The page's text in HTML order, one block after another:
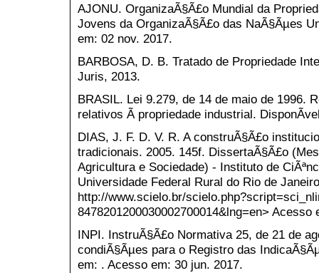
AJONU. OrganizaÃ§Ã£o Mundial da
Jovens da OrganizaÃ§Ã£o das NaÃ§Ãµes
em: 02 nov. 2017.
BARBOSA, D. B. Tratado de Propriedade
Juris, 2013.
BRASIL. Lei 9.279, de 14 de maio de 1996.
relativos Ã propriedade industrial.
DIAS, J. F. D. V. R. A construÃ§Ã£o
tradicionais. 2005. 145f. DissertaÃ§Ã£o
Agricultura e Sociedade) - Instituto de
Universidade Federal Rural do Rio de
http://www.scielo.br/
8478201200030002700014&lng=en> Acesso
INPI. InstruÃ§Ã£o Normativa 25, de 21 de
condiÃ§Ãµes para o Registro das
em: . Acesso em: 30 jun. 2017.